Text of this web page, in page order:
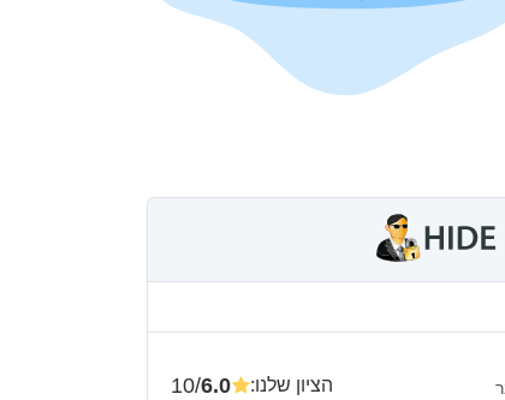
הציון שלנו:
6.0
/10